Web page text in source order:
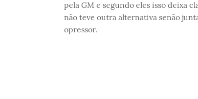
pela GM e segundo eles isso deixa
não teve outra alternativa senão
opressor.